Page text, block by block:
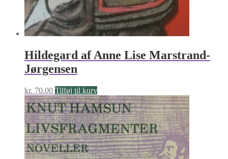
Hildegard af Anne Lise Marstrand-
Jørgensen
kr. 70.00 Tilføj til kurv